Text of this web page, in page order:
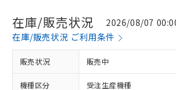
在庫/販売状況
2026/08/07
在庫/販売状況 ご利用条件
販売状況 販売中
機種区分 受注生産機種